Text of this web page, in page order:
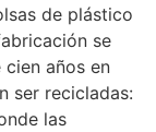
de plástico
se
años en
ser recicladas:
las